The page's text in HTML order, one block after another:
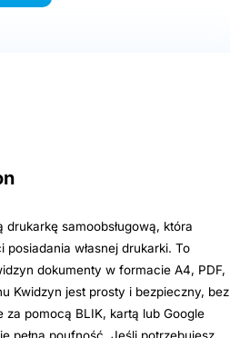
samoobsługową, która
własnej drukarki. To
dokumenty w formacie A4, PDF,
Kwidzyn jest prosty i bezpieczny, bez
pomocą BLIK, kartą lub Google